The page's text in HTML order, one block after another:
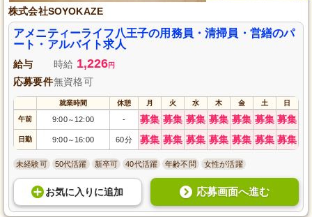
株式会社SOYOKAZE
アメニティーライフ八王子の用務員・清掃員・営繕のパ
ート・アルバイト求人
給与 時給 1,226円
応募要件無資格可
就業時間 休憩 月 火 水 木 金 土 日
午前 9:00～ 12:00 - 募集 募集 募集 募集 募集 募集 募集
日勤 9:00～ 16:00 60分 募集 募集 募集 募集 募集 募集 募集
未経験可 50代活躍 新卒可 40代活躍 年齢不問 女性が活躍
お気に入り に追加 応募画面へ進む